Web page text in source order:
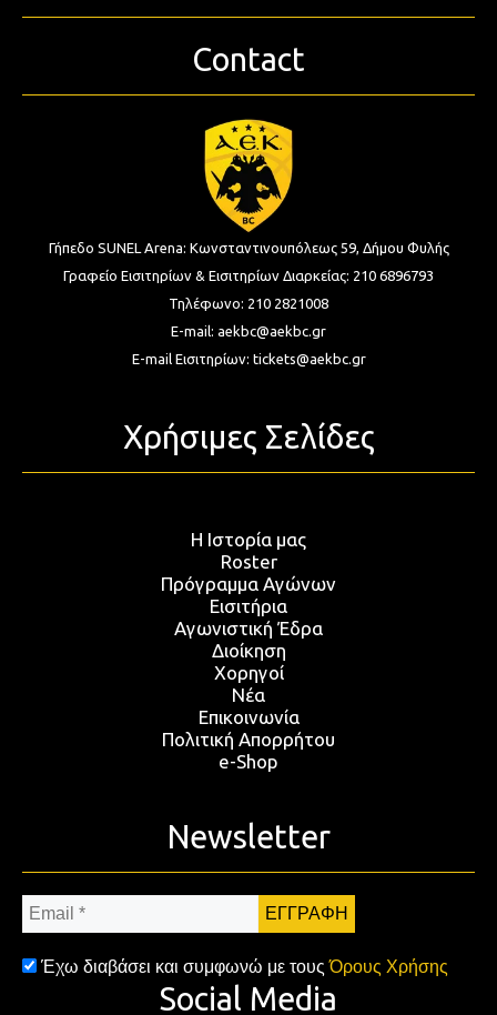
Contact
Γήπεδο SUNEL Arena: Κωνσταντινουπόλεως 59, Δήμου Φυλής
Γραφείο Εισιτηρίων & Εισιτηρίων Διαρκείας: 210 6896793
Τηλέφωνο: 210 2821008
E-mail: aekbc@aekbc.gr
E-mail Εισιτηρίων: tickets@aekbc.gr
Χρήσιμες Σελίδες
Η Ιστορία μας
Roster
Πρόγραμμα Αγώνων
Εισιτήρια
Αγωνιστική Έδρα
Διοίκηση
Χορηγοί
Νέα
Επικοινωνία
Πολιτική Απορρήτου
e-Shop
Newsletter
Email
*
Έχω διαβάσει και συμφωνώ με τουςΌρους Χρήσης
Social Media